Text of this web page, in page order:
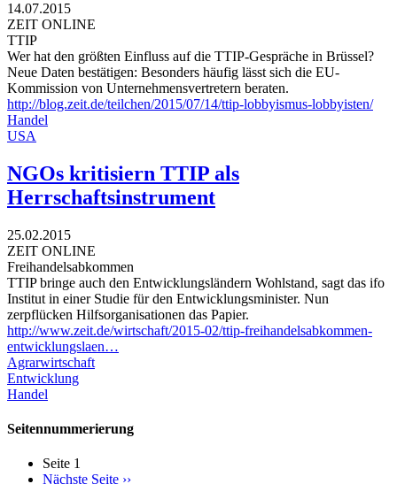
14.07.2015
ZEIT ONLINE
TTIP
Wer hat den größten Einfluss auf die TTIP-Gespräche in Brüssel?
Neue Daten bestätigen: Besonders häufig lässt sich die EU-
Kommission von Unternehmensvertretern beraten.
http://blog.zeit.de/teilchen/2015/07/14/ttip-lobbyismus-lobbyisten/
Handel
USA
NGOs kritisiern TTIP als
Herrschaftsinstrument
25.02.2015
ZEIT ONLINE
Freihandelsabkommen
TTIP bringe auch den Entwicklungsländern Wohlstand, sagt das ifo
Institut in einer Studie für den Entwicklungsminister. Nun
zerpflücken Hilfsorganisationen das Papier.
http://www.zeit.de/wirtschaft/2015-02/ttip-freihandelsabkommen-
entwicklungslaen…
Agrarwirtschaft
Entwicklung
Handel
Seitennummerierung
Seite 1
Nächste Seite ››